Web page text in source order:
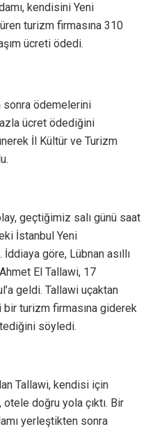
kendisini Yeni
turizm firmasına 310
ücreti ödedi.
sonra ödemelerini
ücret ödediğini
İl Kültür ve Turizm
geçtiğimiz salı günü saat
İstanbul Yeni
İddiaya göre, Lübnan asıllı
El Tallawi, 17
geldi. Tallawi uçaktan
bir turizm firmasına giderek
söyledi.
Tallawi, kendisi için
otele doğru yola çıktı. Bir
yerleştikten sonra